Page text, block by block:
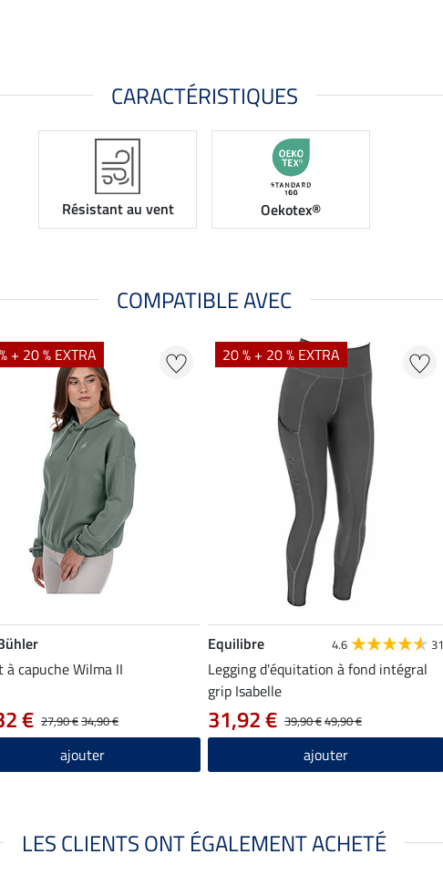
CARACTÉRISTIQUES
Résistant au vent Oekotex®
COMPATIBLE AVEC
+ 20 % EXTRA
à capuche Wilma II
27,90 €34,90 €
€
ajouter
20 % + 20 % EXTRA
Equilibre 4.6 31
Legging d'équitation à fond intégral
grip Isabelle
39,90 €49,90 €
31,92 €
ajouter
LES CLIENTS ONT ÉGALEMENT ACHETÉ